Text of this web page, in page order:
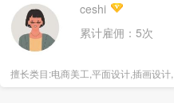
ceshi
累计雇佣：5次
擅长类目:电商美工,平面设计,插画设计,
海报设计